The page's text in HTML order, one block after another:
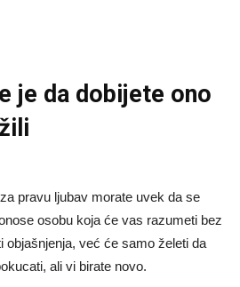
je da dobijete ono
pravu ljubav morate uvek da se
osobu koja će vas razumeti bez
objašnjenja, već će samo želeti da
ali vi birate novo.